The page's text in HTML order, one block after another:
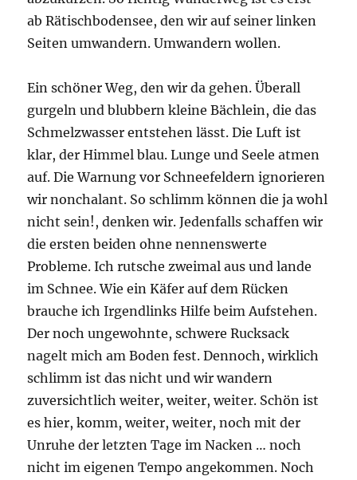
ab Rätischbodensee, den wir auf seiner linken
Seiten umwandern. Umwandern wollen.
Ein schöner Weg, den wir da gehen. Überall
gurgeln und blubbern kleine Bächlein, die das
Schmelzwasser entstehen lässt. Die Luft ist
klar, der Himmel blau. Lunge und Seele atmen
auf. Die Warnung vor Schneefeldern ignorieren
wir nonchalant. So schlimm können die ja wohl
nicht sein!, denken wir. Jedenfalls schaffen wir
die ersten beiden ohne nennenswerte
Probleme. Ich rutsche zweimal aus und lande
im Schnee. Wie ein Käfer auf dem Rücken
brauche ich Irgendlinks Hilfe beim Aufstehen.
Der noch ungewohnte, schwere Rucksack
nagelt mich am Boden fest. Dennoch, wirklich
schlimm ist das nicht und wir wandern
zuversichtlich weiter, weiter, weiter. Schön ist
es hier, komm, weiter, weiter, noch mit der
Unruhe der letzten Tage im Nacken … noch
nicht im eigenen Tempo angekommen. Noch